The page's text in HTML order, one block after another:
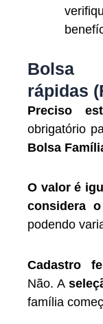
Bolsa
rápidas
Preciso
obrigatório
Bolsa
O valor é
considera
podendo
Cadastro
Não. A
família